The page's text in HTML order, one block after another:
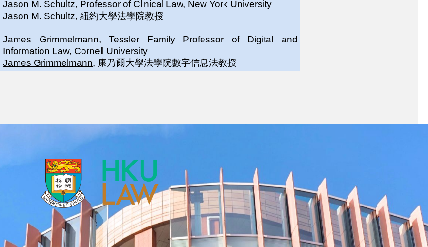
Jason M. Schultz, Professor of Clinical Law, New York University
Jason M. Schultz, 紐約大學法學院教授
James Grimmelmann, Tessler Family Professor of Digital and
Information Law, Cornell University
James Grimmelmann, 康乃爾大學法學院數字信息法教授